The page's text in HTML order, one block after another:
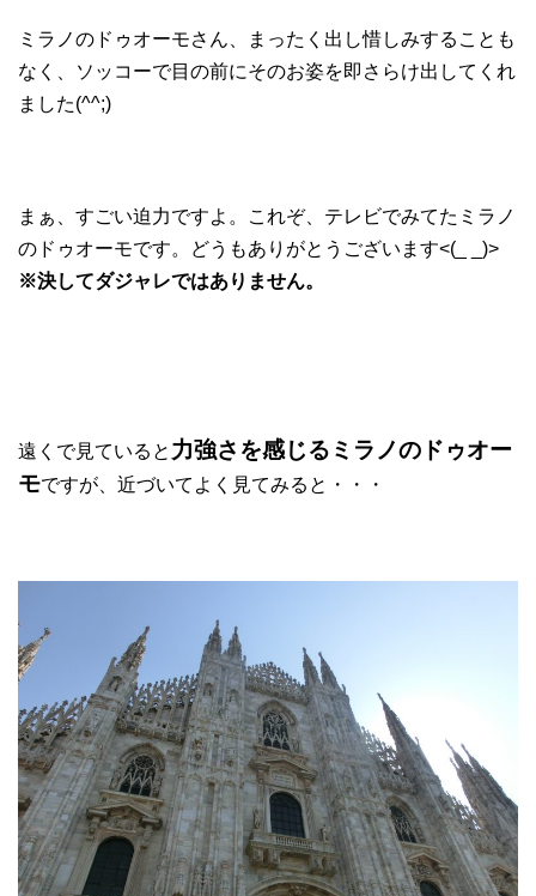
ミラノのドゥオーモさん、まったく出し惜しみすることも
なく、ソッコーで目の前にそのお姿を即さらけ出してくれ
ました(^^;)
まぁ、すごい迫力ですよ。これぞ、テレビでみてたミラノ
のドゥオーモです。どうもありがとうございます<(_ _)>
※決してダジャレではありません。
遠くで見ていると 力強さを感じるミラノのドゥオー
モですが、近づいてよく見てみると・・・